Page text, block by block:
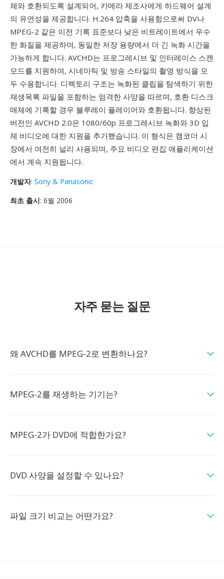
체와 호환되도록 설계되어, 카메라 제조사에게 하드웨어 설계
의 유연성을 제공합니다. H.264 압축을 사용함으로써 DV나
MPEG-2 같은 이전 기록 표준보다 낮은 비트레이트에서 우수
한 화질을 제공하여, 동일한 저장 용량에서 더 긴 녹화 시간을
가능하게 합니다. AVCHD는 프로그레시브 및 인터레이스 스캔
모드를 지원하여, 시네마틱 및 방송 스타일의 촬영 방식을 모
두 수용합니다. 디렉토리 구조는 녹화된 클립을 탐색하기 위한
재생목록 파일을 포함하는 엄격한 사양을 따르며, 호환 디스크
매체에 기록할 경우 블루레이 플레이어와 호환됩니다. 향상된
버전인 AVCHD 2.0은 1080/60p 프로그레시브 녹화와 3D 입
체 비디오에 대한 지원을 추가했습니다. 이 형식은 캠코더 시
장에서 여전히 널리 사용되며, 주요 비디오 편집 애플리케이션
에서 계속 지원됩니다.
개발자: Sony & Panasonic
최초 출시: 6월 2006
자주 묻는 질문
왜 AVCHD를 MPEG-2로 변환하나요?
MPEG-2를 재생하는 기기는?
MPEG-2가 DVD에 적합한가요?
DVD 사양을 설정할 수 있나요?
파일 크기 비교는 어떤가요?